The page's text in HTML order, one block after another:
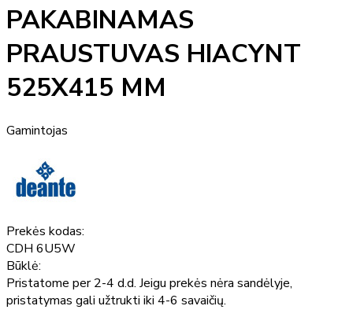
PAKABINAMAS
PRAUSTUVAS HIACYNT
525X415 MM
Gamintojas
Prekės kodas:
CDH 6U5W
Būklė:
Pristatome per 2-4 d.d. Jeigu prekės nėra sandėlyje,
pristatymas gali užtrukti iki 4-6 savaičių.